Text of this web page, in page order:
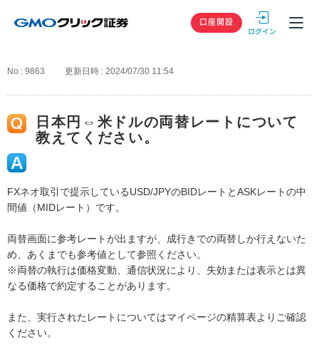
GMOクリック
口座開設
No : 9863 更新日時 : 2024/07/30 11:54
日本円⇔米ドルの両替レートについて
教えてください。
FXネオ取引で提示しているUSD/JPYのBIDレートとASKレートの中
間値（MIDレート）です。
両替画面に参考レートが出ますが、成行きでの両替しか行えないた
め、あくまでも参考値として参照ください。
※両替の執行は価格変動、通信状況により、失効または表示とは異
なる価格で約定することがあります。
また、実行されたレートについてはマイページの精算表よりご確認
ください。